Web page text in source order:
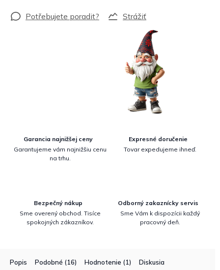
Strážiť
Garancia najnižšej ceny
Garantujeme vám najnižšiu cenu
na trhu.
Expresné doručenie
Tovar expedujeme ihneď.
Bezpečný nákup
Sme overený obchod. Tisíce
spokojných zákazníkov.
Odborný zakaznícky servis
Sme Vám k dispozícii každý
pracovný deň.
Popis Podobné (16) Hodnotenie (1) Diskusia